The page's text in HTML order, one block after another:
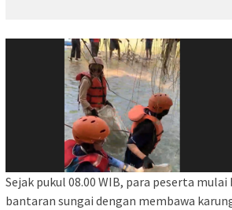
Sejak pukul 08.00 WIB, para peserta
bantaran sungai dengan membawa